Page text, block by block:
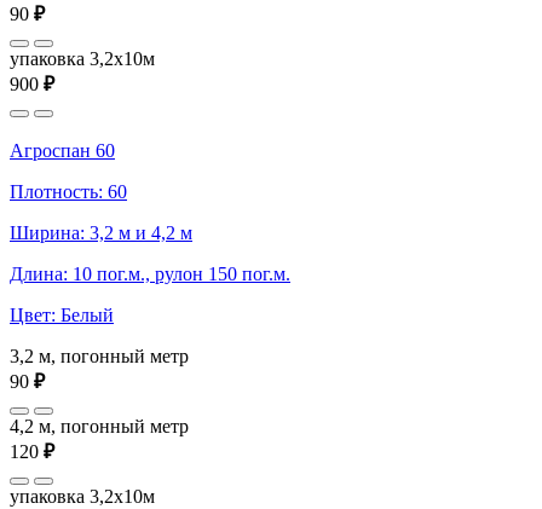
90 ₽
упаковка 3,2x10м
900 ₽
Агроспан 60
Плотность: 60
Ширина: 3,2 м и 4,2 м
Длина: 10 пог.м., рулон 150 пог.м.
Цвет: Белый
3,2 м, погонный метр
90 ₽
4,2 м, погонный метр
120 ₽
упаковка 3,2x10м